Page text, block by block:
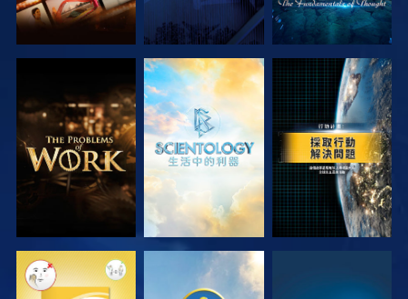
探索系列節目 探索系列節目 觀看